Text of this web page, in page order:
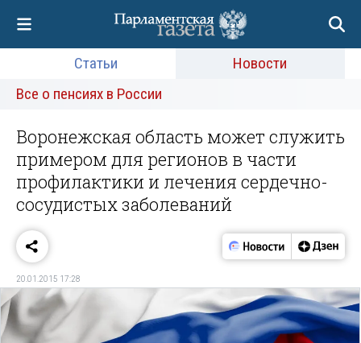
Статьи
Новости
Все о пенсиях в России
Воронежская область может служить
примером для регионов в части
профилактики и лечения сердечно-
сосудистых заболеваний
20.01.2015 17:28